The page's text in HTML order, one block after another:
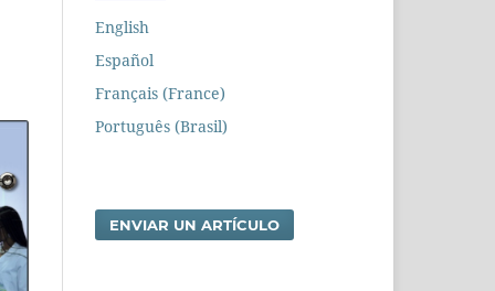
English
Español
Français (France)
Português (Brasil)
ENVIAR UN ARTÍCULO